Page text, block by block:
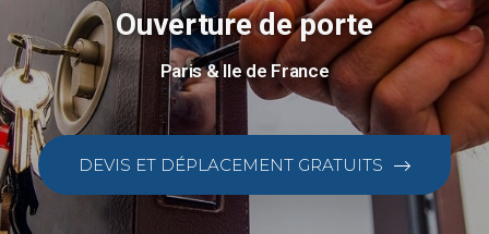
Ouverture de porte
Paris & Ile de France
DEVIS ET DÉPLACEMENT GRATUITS